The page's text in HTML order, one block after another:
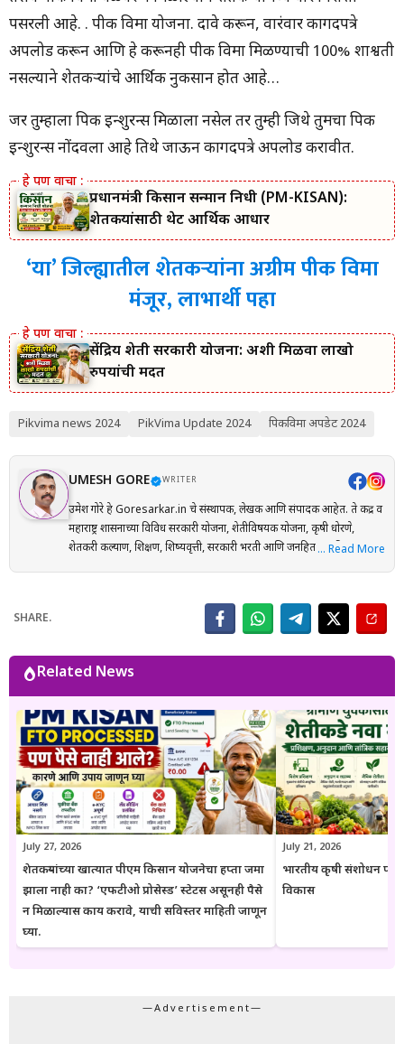
पसरली आहे. . पीक विमा योजना. दावे करून, वारंवार कागदपत्रे
अपलोड करून आणि हे करूनही पीक विमा मिळण्याची 100% शाश्वती
नसल्याने शेतकऱ्यांचे आर्थिक नुकसान होत आहे…
जर तुम्हाला पिक इन्शुरन्स मिळाला नसेल तर तुम्ही जिथे तुमचा पिक
इन्शुरन्स नोंदवला आहे तिथे जाऊन कागदपत्रे अपलोड करावीत.
प्रधानमंत्री किसान सन्मान निधी (PM-KISAN):
शेतकऱ्यांसाठी थेट आर्थिक आधार
‘या’ जिल्ह्यातील शेतकऱ्यांना अग्रीम पीक विमा
मंजूर, लाभार्थी पहा
सेंद्रिय शेती सरकारी योजना: अशी मिळवा लाखो
रुपयांची मदत
Pikvima news 2024 PikVima Update 2024 पिकविमा अपडेट 2024
UMESH GORE WRITER
उमेश गोरे हे Goresarkar.in चे संस्थापक, लेखक आणि संपादक आहेत. ते केंद्र व
महाराष्ट्र शासनाच्या विविध सरकारी योजना, शेतीविषयक योजना, कृषी धोरणे,
शेतकरी कल्याण, शिक्षण, शिष्यवृत्ती, सरकारी भरती आणि जनहिताच्या विषयांवर
आणि संबंधित अधिकृत स्रोतांचा संदर्भ घेऊन माहितीची पडताळणी केली जाते.
वाचकांना अर्ज प्रक्रिया, पात्रता, आवश्यक कागदपत्रे, लाभ, अंतिम मुदत आणि
भर असतो. Goresarkar.in चा उद्देश महाराष्ट्रातील शेतकरी, विद्यार्थी, महिला,
युवक आणि सर्वसामान्य नागरिकांपर्यंत विश्वासार्ह, अद्ययावत आणि उपयुक्त माहिती
पोहोचवणे हा आहे. प्रकाशित माहिती वेळोवेळी अद्ययावत ठेवण्याचा प्रयत्न केला
जातो. अधिकृत निर्णयामध्ये बदल झाल्यास संबंधित लेख देखील अद्ययावत करण्यात
येतात. या संकेतस्थळावरील माहिती ही केवळ जनजागृती आणि मार्गदर्शनाच्या
उद्देशाने प्रकाशित केली जाते. कोणत्याही सरकारी योजनेसाठी अर्ज करण्यापूर्वी
संबंधित विभागाच्या अधिकृत संकेतस्थळावरील माहिती, नियम आणि अटींची
पडताळणी करण्याचा सल्ला दिला जातो.
… Read More
SHARE.
Related News
July 27, 2026
शेतकऱ्यांच्या खात्यात पीएम किसान योजनेचा हप्ता जमा
झाला नाही का? ‘एफटीओ प्रोसेस्ड’ स्टेटस असूनही पैसे
न मिळाल्यास काय करावे, याची सविस्तर माहिती जाणून
घ्या.
July 21, 2026
भारतीय कृषी संशोधन
विकास
—Advertisement—